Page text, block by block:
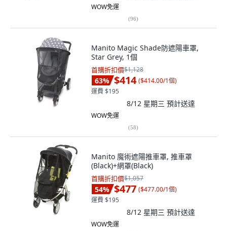
WOW免運
(96)
Manito Magic Shade防遮陽車罩,
Star Grey, 1個
首購折扣價$1,128
63% $414 ($414.00/1個)
運費 $195
8/12 星期三 預計送達
WOW免運
(58)
Manito 魔術遮陽推車罩, 推車罩
(Black)+網罩(Black)
首購折扣價$1,057
54% $477 ($477.00/1個)
運費 $195
8/12 星期三 預計送達
WOW免運